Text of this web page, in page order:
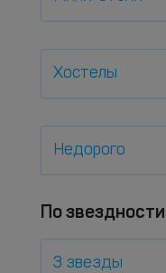
Хостелы
Недорого
По звездности
3 звезды